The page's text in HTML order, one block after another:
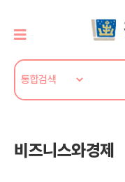
비즈니스와경제